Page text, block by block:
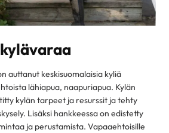
auttanut keskisuomalaisia kyliä
lähiapua, naapuriapua. Kylän
kylän tarpeet ja resurssit ja tehty
Lisäksi hankkeessa on edistetty
ja perustamista. Vapaaehtoisille